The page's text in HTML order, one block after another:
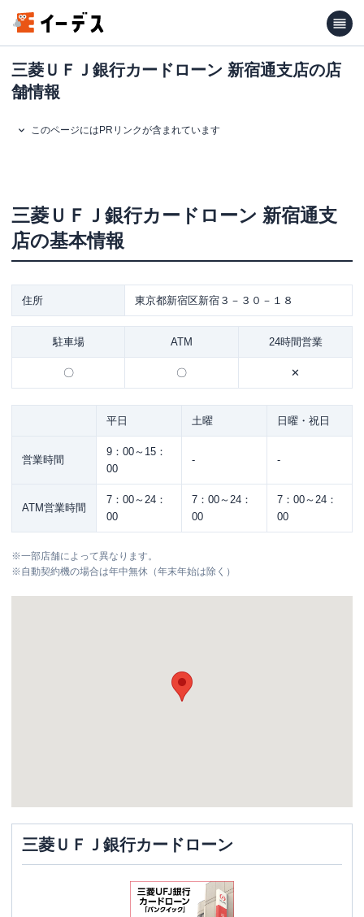
三菱ＵＦＪ銀行カードローン 新宿通支店の店
舗情報
このページにはPRリンクが含まれています
三菱ＵＦＪ銀行カードローン 新宿通支
店の基本情報
住所 東京都新宿区新宿３－３０－１８
駐車場 ATM 24時間営業
〇 〇 ✕
平日 土曜 日曜・祝日
営業時間
9：00～15：
00
- -
ATM営業時間
7：00～24：
00
7：00～24：
00
7：00～24：
00
※一部店舗によって異なります。
※自動契約機の場合は年中無休（年末年始は除く）
三菱ＵＦＪ銀行カードローン